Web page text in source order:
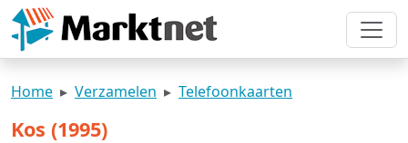
Home Verzamelen Telefoonkaarten
Kos (1995)